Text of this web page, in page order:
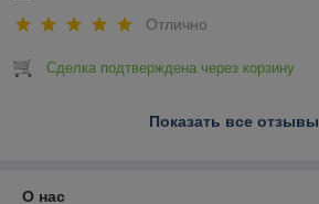
Отлично
Сделка подтверждена через корзину
Показать все отзывы
О нас